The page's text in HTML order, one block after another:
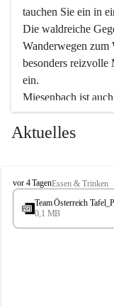
tauchen Sie ein in
Die waldreiche
Wanderwegen zum
besonders reizvolle
ein.
Miesenbach ist
Eisstockschießen
wunderschöne
vielfältige Angebot
Überzeugen Sie
in den
Wir kennen
Tradition und
Aktuelles
M
i
s
vor 4 TagenEssen & Trinken
Team Österreich
0,1 MB